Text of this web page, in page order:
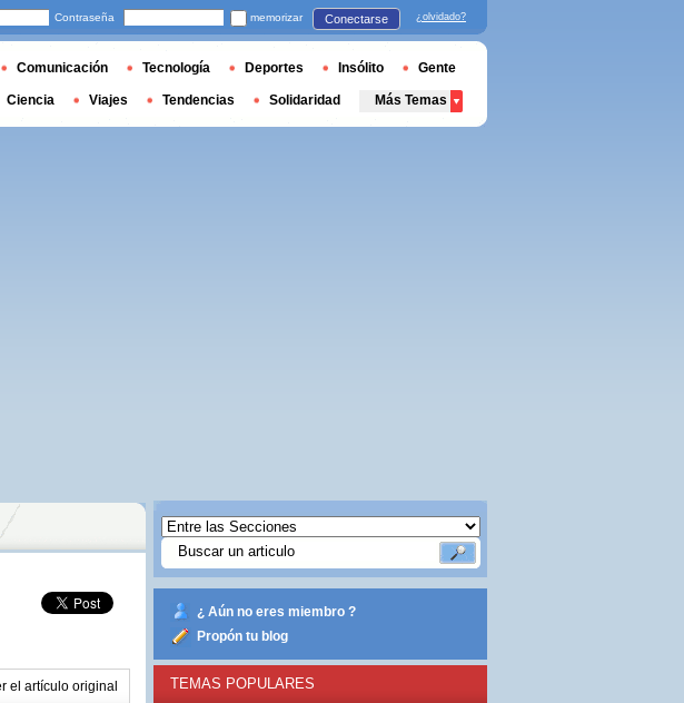
el artículo original
¿ Aún no eres miembro ?
Propón tu blog
TEMAS POPULARES
Contraseña memorizar Conectarse ¿olvidado?
Comunicación Tecnología Deportes Insólito Gente
Ciencia Viajes Tendencias Solidaridad Más Temas